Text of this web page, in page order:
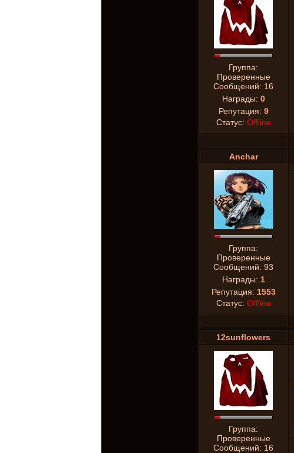
Группа:
Проверенные
Сообщений: 16
Награды: 0
Репутация: 9
Статус: Offline
Anchar
Группа:
Проверенные
Сообщений: 93
Награды: 1
Репутация: 1553
Статус: Offline
12sunflowers
Группа:
Проверенные
Сообщений: 16